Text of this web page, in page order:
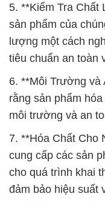
5. **Kiểm Tra Chất
sản phẩm của
lượng một cách
tiêu chuẩn an toàn
6. **Môi Trường và
rằng sản phẩm
môi trường và an
7. **Hóa Chất Cho
cung cấp các sản
cho quá trình khai
đảm bảo hiệu suất